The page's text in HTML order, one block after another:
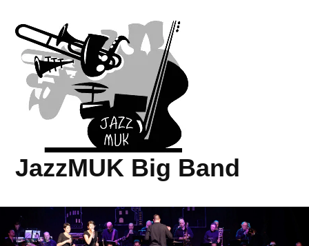
JazzMUK Big Band